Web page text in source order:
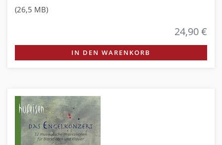
(26,5 MB)
24,90 €
IN DEN WARENKORB